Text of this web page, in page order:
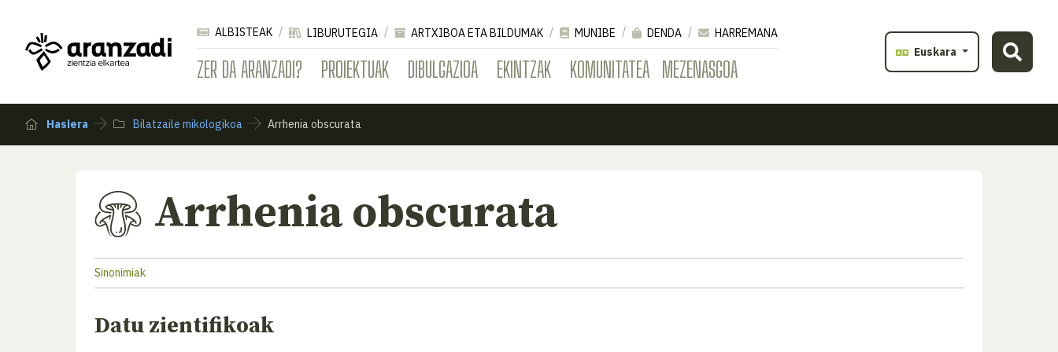
ZER DA ARANZADI? PROIEKTUAK DIBULGAZIOA EKINTZAK KOMUNITATEA MEZENASGOA
ALBISTEAK LIBURUTEGIA ARTXIBOA ETA BILDUMAK MUNIBE DENDA
HARREMANA
Euskara
Hasiera Bilatzaile mikologikoa Arrhenia obscurata
Arrhenia obscurata
Sinonimiak
Datu zientifikoak